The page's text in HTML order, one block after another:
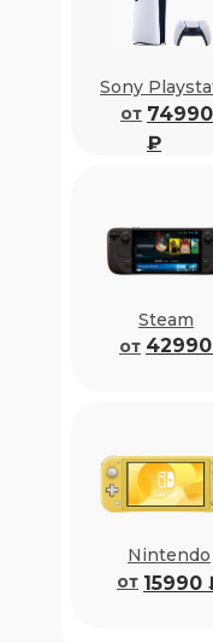
Steam
от
15990
от
74990
₽
от
Sony
Nintendo
О нас